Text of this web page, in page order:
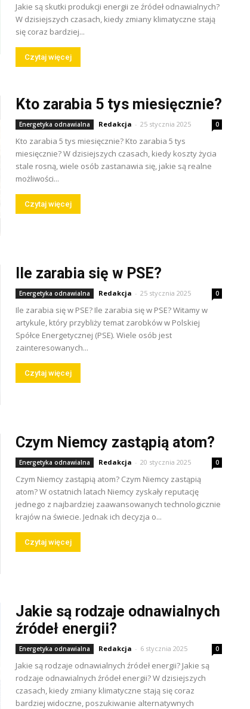
Jakie są skutki produkcji energii ze źródeł odnawialnych?
W dzisiejszych czasach, kiedy zmiany klimatyczne stają
się coraz bardziej...
Czytaj więcej
Kto zarabia 5 tys miesięcznie?
Energetyka odnawialna Redakcja - 25 stycznia 2025 0
Kto zarabia 5 tys miesięcznie? Kto zarabia 5 tys
miesięcznie? W dzisiejszych czasach, kiedy koszty życia
stale rosną, wiele osób zastanawia się, jakie są realne
możliwości...
Czytaj więcej
Ile zarabia się w PSE?
Energetyka odnawialna Redakcja - 25 stycznia 2025 0
Ile zarabia się w PSE? Ile zarabia się w PSE? Witamy w
artykule, który przybliży temat zarobków w Polskiej
Spółce Energetycznej (PSE). Wiele osób jest
zainteresowanych...
Czytaj więcej
Czym Niemcy zastąpią atom?
Energetyka odnawialna Redakcja - 20 stycznia 2025 0
Czym Niemcy zastąpią atom? Czym Niemcy zastąpią
atom? W ostatnich latach Niemcy zyskały reputację
jednego z najbardziej zaawansowanych technologicznie
krajów na świecie. Jednak ich decyzja o...
Czytaj więcej
Jakie są rodzaje odnawialnych
źródeł energii?
Energetyka odnawialna Redakcja - 6 stycznia 2025 0
Jakie są rodzaje odnawialnych źródeł energii? Jakie są
rodzaje odnawialnych źródeł energii? W dzisiejszych
czasach, kiedy zmiany klimatyczne stają się coraz
bardziej widoczne, poszukiwanie alternatywnych